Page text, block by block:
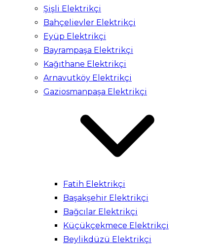
Şişli Elektrikçi
Bahçelievler Elektrikçi
Eyüp Elektrikçi
Bayrampaşa Elektrikçi
Kağıthane Elektrikçi
Arnavutköy Elektrikçi
Gaziosmanpaşa Elektrikçi
Fatih Elektrikçi
Başakşehir Elektrikçi
Bağcılar Elektrikçi
Küçükçekmece Elektrikçi
Beylikdüzü Elektrikçi